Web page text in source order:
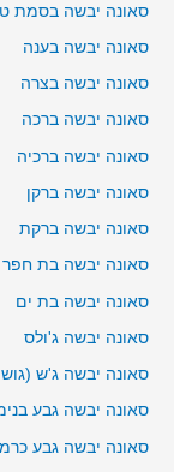
סאונה יבשה בסמת
סאונה יבשה בענה
סאונה יבשה בצרה
סאונה יבשה ברכה
סאונה יבשה ברכיה
סאונה יבשה ברקן
סאונה יבשה ברקת
סאונה יבשה בת חפר
סאונה יבשה בת ים
סאונה יבשה ג'ולס
סאונה יבשה ג'ש
סאונה יבשה גבע
סאונה יבשה גבע